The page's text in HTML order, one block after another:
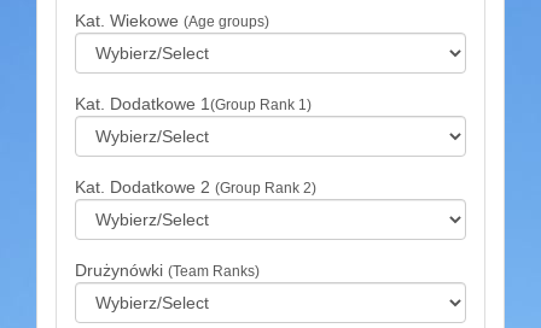
Kat. Wiekowe (Age groups)
Kat. Dodatkowe 1(Group Rank 1)
Kat. Dodatkowe 2 (Group Rank 2)
Drużynówki (Team Ranks)